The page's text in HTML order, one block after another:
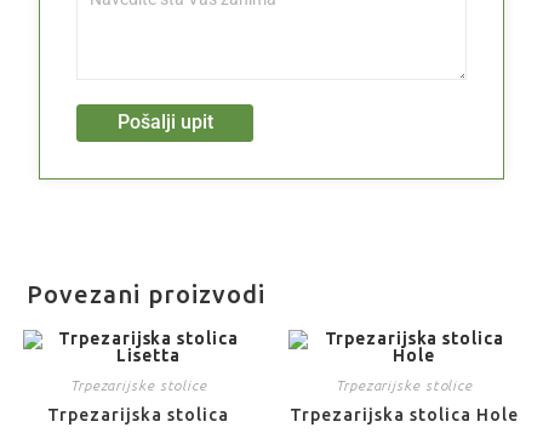
Pošalji upit
Povezani proizvodi
Trpezarijske stolice
Trpezarijska stolica
Trpezarijske stolice
Trpezarijska stolica Hole